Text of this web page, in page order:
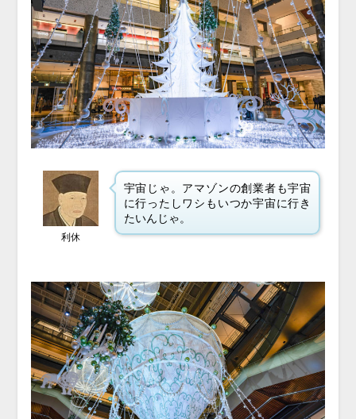
利休
宇宙じゃ。アマゾンの創業者も宇宙
に行ったしワシもいつか宇宙に行き
たいんじゃ。